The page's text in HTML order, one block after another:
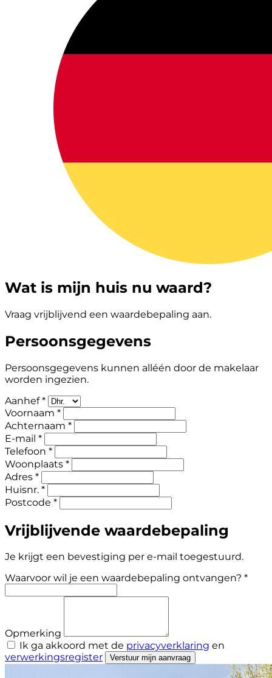
Wat is mijn huis nu waard?
Vraag vrijblijvend een waardebepaling aan.
Persoonsgegevens
Persoonsgegevens kunnen alléén door de makelaar
worden ingezien.
Aanhef *
Voornaam *
Achternaam *
E-mail *
Telefoon *
Woonplaats *
Adres *
Huisnr. *
Postcode *
Vrijblijvende waardebepaling
Je krijgt een bevestiging per e-mail toegestuurd.
Waarvoor wil je een waardebepaling ontvangen? *
Opmerking
Ik ga akkoord met de privacyverklaring en
verwerkingsregister
Verstuur mijn aanvraag